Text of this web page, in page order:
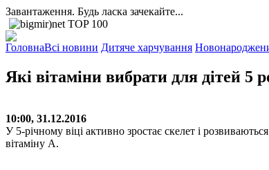
Завантаження. Будь ласка зачекайте...
ГоловнаВсі новини Дитяче харчування
Які вітаміни вибрати для дітей 5
10:00, 31.12.2016
У 5-річному віці активно зростає скелет і
вітаміну А.